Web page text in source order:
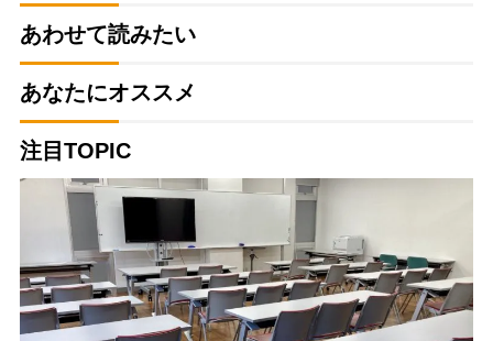
あわせて読みたい
あなたにオススメ
注目TOPIC